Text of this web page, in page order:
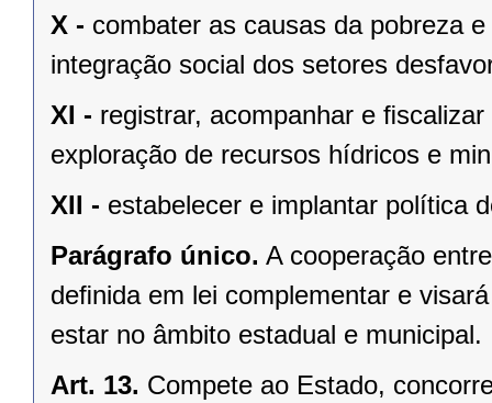
X - combater as causas da pobreza
integração social dos setores
XI - registrar, acompanhar e
exploração de recursos hídricos e
XII - estabelecer e implantar política
Parágrafo único. A cooperação
deﬁnida em lei complementar e
estar no âmbito estadual e municipal.
Art. 13. Compete ao Estado,